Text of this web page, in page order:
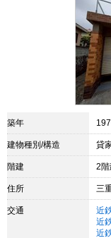
築年
建物種別/構造 貸
階建 2階
住所 三
交通 近
近
近